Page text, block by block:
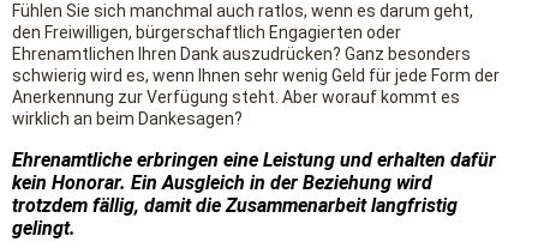
Fühlen Sie sich manchmal auch ratlos, wenn es darum geht,
den Freiwilligen, bürgerschaftlich Engagierten oder
Ehrenamtlichen Ihren Dank auszudrücken? Ganz besonders
schwierig wird es, wenn Ihnen sehr wenig Geld für jede Form der
Anerkennung zur Verfügung steht. Aber worauf kommt es
wirklich an beim Dankesagen?
Ehrenamtliche erbringen eine Leistung und erhalten dafür
kein Honorar. Ein Ausgleich in der Beziehung wird
trotzdem fällig, damit die Zusammenarbeit langfristig
gelingt.